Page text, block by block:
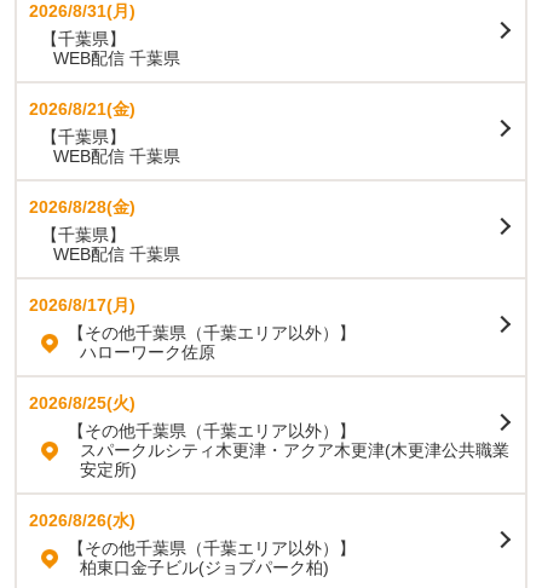
2026/8/31(月)
【千葉県】
WEB配信 千葉県
2026/8/21(金)
【千葉県】
WEB配信 千葉県
2026/8/28(金)
【千葉県】
WEB配信 千葉県
2026/8/17(月)
【その他千葉県（千葉エリア以外）】
ハローワーク佐原
2026/8/25(火)
【その他千葉県（千葉エリア以外）】
スパークルシティ木更津・アクア木更津(木更津公共職業
安定所)
2026/8/26(水)
【その他千葉県（千葉エリア以外）】
柏東口金子ビル(ジョブパーク柏)